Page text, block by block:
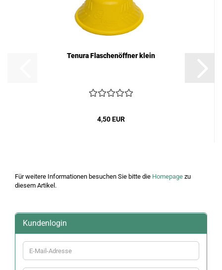
Tenura Flaschenöffner klein
4,50 EUR
Für weitere Informationen besuchen Sie bitte die Homepage zu
diesem Artikel.
Kundenlogin
E-
Mail-
Adresse